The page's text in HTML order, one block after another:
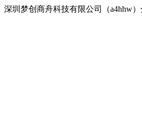
深圳梦创商舟科技有限公司（a4hhw